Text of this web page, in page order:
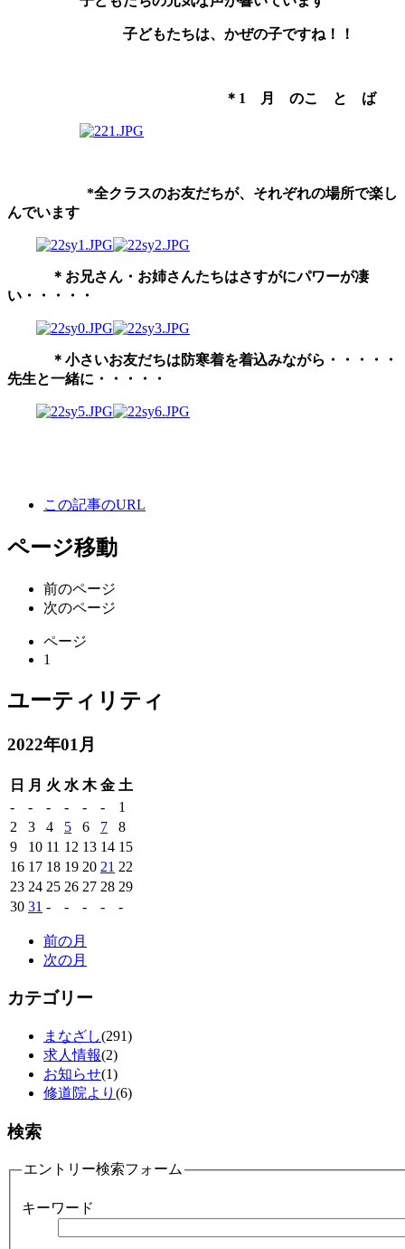
子どもたちは、かぜの子ですね！！
＊1 月 のこ と ば
*全クラスのお友だちが、それぞれの場所で楽し
んでいます
＊お兄さん・お姉さんたちはさすがにパワーが凄
い・・・・・
＊小さいお友だちは防寒着を着込みながら・・・・・
先生と一緒に・・・・・
この記事のURL
ページ移動
前のページ
次のページ
ページ
1
ユーティリティ
2022年01月
日 月 火 水 木 金 土
-
- - - - -
1
2
3 4 5 6 7
8
9
10 11 12 13 14 15
16 17 18 19 20 21 22
23 24 25 26 27 28 29
30 31 - - - - -
前の月
次の月
カテゴリー
まなざし(291)
求人情報(2)
お知らせ(1)
修道院より (6)
検索
エントリー検索フォーム
キーワード